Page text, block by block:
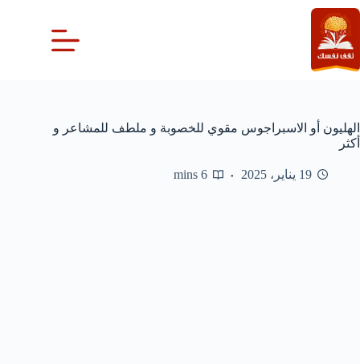
التجاوز
إلى
المحتوى
الهليون أو الاسبراجوس مقوي للخصوبة و ملطف للمشاعر و
أكثر
19 يناير، 2025 6 mins